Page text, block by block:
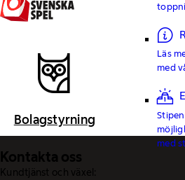
Läs
med
med
Bolagstyrning
Kontakta oss
Kundtjänst och växel: